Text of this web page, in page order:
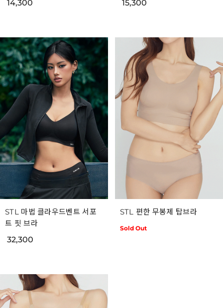
14,300
15,300
STL 마법 클라우드벤트 서포
트 핏 브라
32,300
STL 편한 무봉제 탑브라
Sold Out